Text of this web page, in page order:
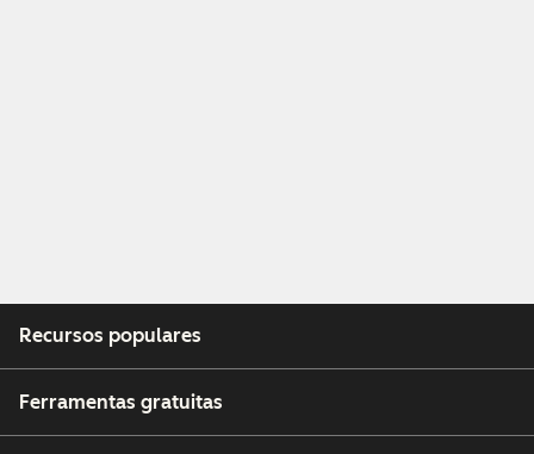
Recursos populares
Ferramentas gratuitas